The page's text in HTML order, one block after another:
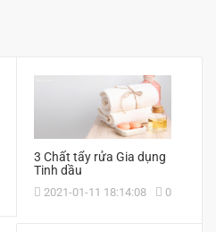
3 Chất tẩy rửa Gia dụng
Tinh dầu
2021-01-11 18:14:08 0